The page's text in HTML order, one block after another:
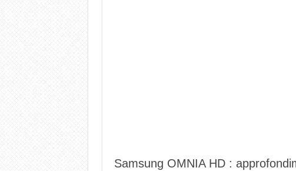
Samsung OMNIA HD :